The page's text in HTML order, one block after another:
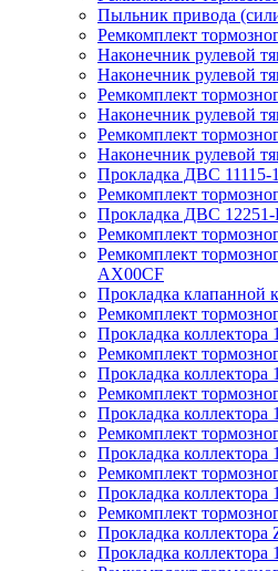
Пыльник привода
Ремкомплект
Наконечник рулевой
Наконечник рулевой
Ремкомплект
Наконечник рулевой
Ремкомплект
Наконечник рулевой
Прокладка ДВС 11115-
Ремкомплект
Прокладка ДВС 12251-
Ремкомплект
Ремкомплект
AX00CF
Прокладка
Ремкомплект
Прокладка коллектора
Ремкомплект
Прокладка коллектора
Ремкомплект
Прокладка коллектора
Ремкомплект
Прокладка коллектора
Ремкомплект
Прокладка коллектора
Ремкомплект
Прокладка коллектора
Прокладка коллектора